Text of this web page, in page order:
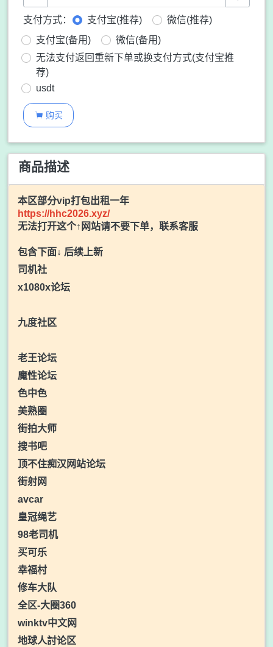
支付方式： 支付宝(推荐)
微信(推荐)
支付宝(备用)
微信(备用)
无法支付返回重新下单或换支付方式(支付宝推
荐)
usdt
 购买
商品描述
本区部分vip打包出租一年
https://hhc2026.xyz/
无法打开这个↑网站请不要下单，联系客服
包含下面↓ 后续上新
司机社
x1080x论坛
九度社区
老王论坛
魔性论坛
色中色
美熟圈
街拍大师
搜书吧
顶不住痴汉网站论坛
街射网
avcar
皇冠绳艺
98老司机
买可乐
幸福村
修车大队
全区-大圈360
winktv中文网
地球人討论区